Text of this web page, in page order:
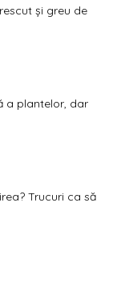
și greu de
a plantelor, dar
Trucuri ca să